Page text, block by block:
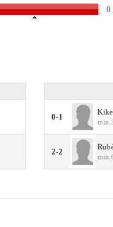
0
0-1
2-2